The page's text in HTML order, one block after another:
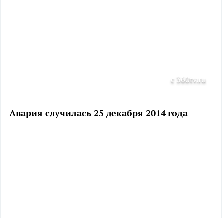
с 360tv.ru
Авария случилась 25 декабря 2014 года